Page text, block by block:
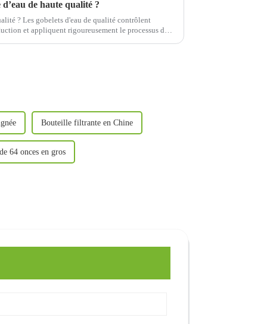
de haute qualité ?
? Les gobelets d'eau de qualité contrôlent
et appliquent rigoureusement le processus de
Bouteille filtrante en Chine
64 onces en gros